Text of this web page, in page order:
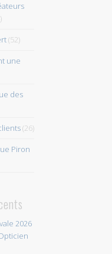
(52)
une
des
(26)
Piron
2026